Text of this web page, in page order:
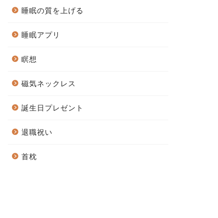
睡眠の質を上げる
睡眠アプリ
瞑想
磁気ネックレス
誕生日プレゼント
退職祝い
首枕